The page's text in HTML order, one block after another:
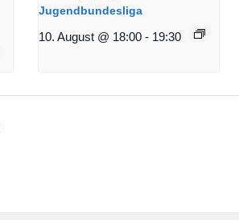
Jugendbundesliga
10. August @ 18:00 - 19:30